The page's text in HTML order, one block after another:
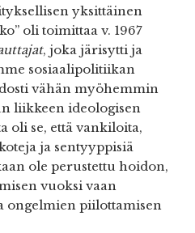
yksittäinen
oli toimittaa v. 1967
, joka järisytti ja
sosiaalipolitiikan
vähän myöhemmin
liikkeen ideologisen
oli se, että vankiloita,
ja sentyyppisiä
ole perustettu hoidon,
vuoksi vaan
piilottamisen